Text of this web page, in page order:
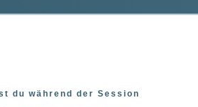
du während der Session